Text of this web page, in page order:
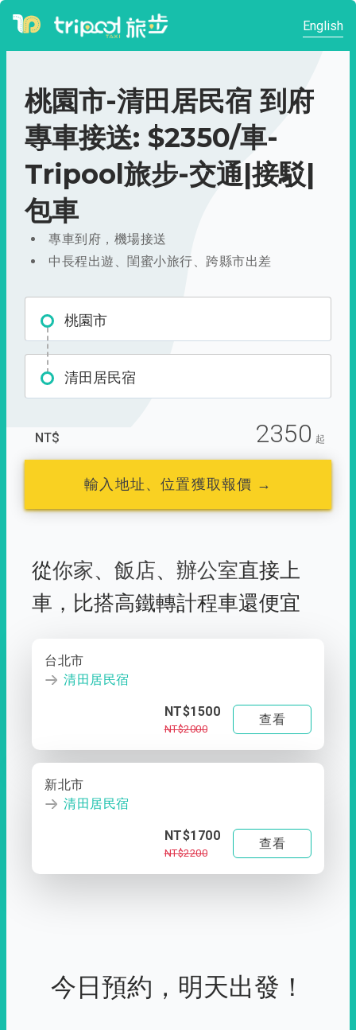
English
桃園市-清田居民宿 到府
專車接送: $2350/車-
Tripool旅步-交通|接駁|
包車
專車到府，機場接送
中長程出遊、閨蜜小旅行、跨縣市出差
桃園市
清田居民宿
NT$ 2350 起
輸入地址、位置獲取報價 →
從你家、 飯店、 辦公室直接上
車， 比搭高鐵轉計程車還便宜
台北市
清田居民宿
NT$1500
NT$2000
查看
新北市
清田居民宿
NT$1700
NT$2200
查看
今日預約，明天出發！